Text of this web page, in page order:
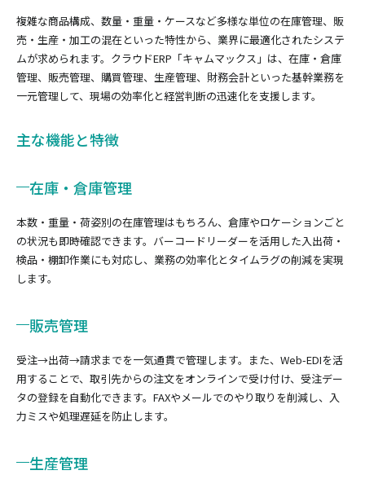
複雑な商品構成、数量・重量・ケースなど多様な単位の在庫管理、販
売・生産・加工の混在といった特性から、業界に最適化されたシステ
ムが求められます。クラウドERP「キャムマックス」は、在庫・倉庫
管理、販売管理、購買管理、生産管理、財務会計といった基幹業務を
一元管理して、現場の効率化と経営判断の迅速化を支援します。
主な機能と特徴
在庫・倉庫管理
本数・重量・荷姿別の在庫管理はもちろん、倉庫やロケーションごと
の状況も即時確認できます。バーコードリーダーを活用した入出荷・
検品・棚卸作業にも対応し、業務の効率化とタイムラグの削減を実現
します。
販売管理
受注→出荷→請求までを一気通貫で管理します。また、Web-EDIを活
用することで、取引先からの注文をオンラインで受け付け、受注デー
タの登録を自動化できます。FAXやメールでのやり取りを削減し、入
力ミスや処理遅延を防止します。
生産管理